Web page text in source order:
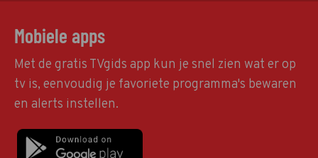
Mobiele apps
Met de gratis TVgids app kun je snel zien wat er op
tv is, eenvoudig je favoriete programma's bewaren
en alerts instellen.